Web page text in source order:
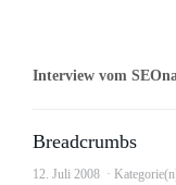
Interview vom
Breadcrumbs
12. Juli 2008